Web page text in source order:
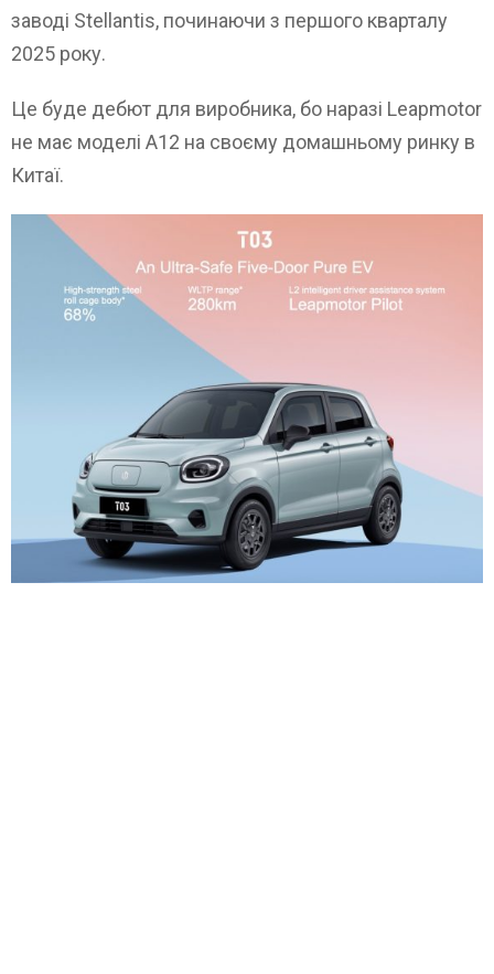
заводі Stellantis, починаючи з першого кварталу
2025 року.
Це буде дебют для виробника, бо наразі Leapmotor
не має моделі A12 на своєму домашньому ринку в
Китаї.